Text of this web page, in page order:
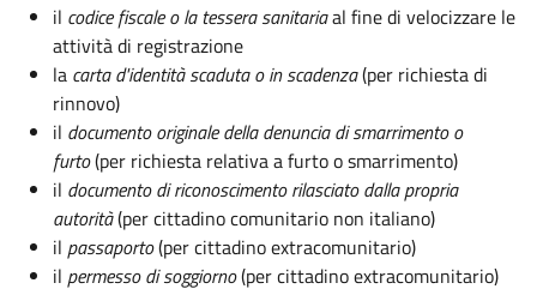
il codice fiscale o la tessera sanitariaal fine di velocizzare le
attività di registrazione
la carta d'identità scaduta o in scadenza(per richiesta di
rinnovo)
il documento originale della denuncia di smarrimento o
furto(per richiesta relativa a furto o smarrimento)
il documento di riconoscimento rilasciato dalla propria
autorità(per cittadino comunitario non italiano)
il passaporto(per cittadino extracomunitario)
il permesso di soggiorno(per cittadino extracomunitario)